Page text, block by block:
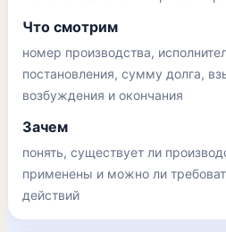
Что смотрим
номер производства,
постановления, сумму долга,
возбуждения и окончания
Зачем
понять, существует ли
применены и можно ли
действий